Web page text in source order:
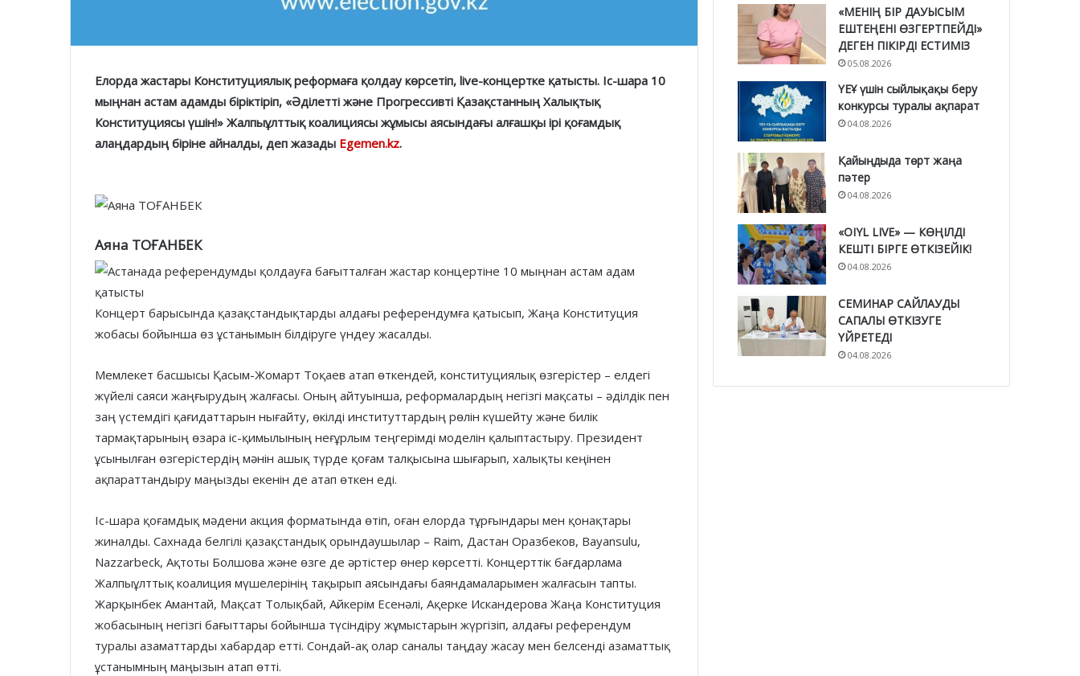
Елорда жастары Конституциялық реформаға қолдау көрсетіп, live-концертке қатысты. Іс-шара 10
мыңнан астам адамды біріктіріп, «Әділетті және Прогрессивті Қазақстанның Халықтық
Конституциясы үшін!» Жалпыұлттық коалициясы жұмысы аясындағы алғашқы ірі қоғамдық
алаңдардың біріне айналды, деп жазады Egemen.kz.
Аяна ТОҒАНБЕК
Концерт барысында қазақстандықтарды алдағы референдумға қатысып, Жаңа Конституция
жобасы бойынша өз ұстанымын білдіруге үндеу жасалды.
Мемлекет басшысы Қасым-Жомарт Тоқаев атап өткендей, конституциялық өзгерістер – елдегі
жүйелі саяси жаңғырудың жалғасы. Оның айтуынша, реформалардың негізгі мақсаты – әділдік пен
заң үстемдігі қағидаттарын нығайту, өкілді институттардың рөлін күшейту және билік
тармақтарының өзара іс-қимылының неғұрлым теңгерімді моделін қалыптастыру. Президент
ұсынылған өзгерістердің мәнін ашық түрде қоғам талқысына шығарып, халықты кеңінен
ақпараттандыру маңызды екенін де атап өткен еді.
Іс-шара қоғамдық мәдени акция форматында өтіп, оған елорда тұрғындары мен қонақтары
жиналды. Сахнада белгілі қазақстандық орындаушылар – Raim, Дастан Оразбеков, Bayansulu,
Nazzarbeck, Ақтоты Болшова және өзге де әртістер өнер көрсетті. Концерттік бағдарлама
Жалпыұлттық коалиция мүшелерінің тақырып аясындағы баяндамаларымен жалғасын тапты.
Жарқынбек Амантай, Мақсат Толықбай, Айкерім Есенәлі, Ақерке Искандерова Жаңа Конституция
жобасының негізгі бағыттары бойынша түсіндіру жұмыстарын жүргізіп, алдағы референдум
туралы азаматтарды хабардар етті. Сондай-ақ олар саналы таңдау жасау мен белсенді азаматтық
ұстанымның маңызын атап өтті.
«МЕНІҢ БІР ДАУЫСЫМ
ЕШТЕҢЕНІ ӨЗГЕРТПЕЙДІ»
ДЕГЕН ПІКІРДІ ЕСТИМІЗ
05.08.2026
ҮЕҰ үшін сыйлықақы беру
конкурсы туралы ақпарат
04.08.2026
Қайыңдыда төрт жаңа
пәтер
04.08.2026
«OIYL LIVE» — КӨҢІЛДІ
КЕШТІ БІРГЕ ӨТКІЗЕЙІК!
04.08.2026
СЕМИНАР САЙЛАУДЫ
САПАЛЫ ӨТКІЗУГЕ
ҮЙРЕТЕДІ
04.08.2026